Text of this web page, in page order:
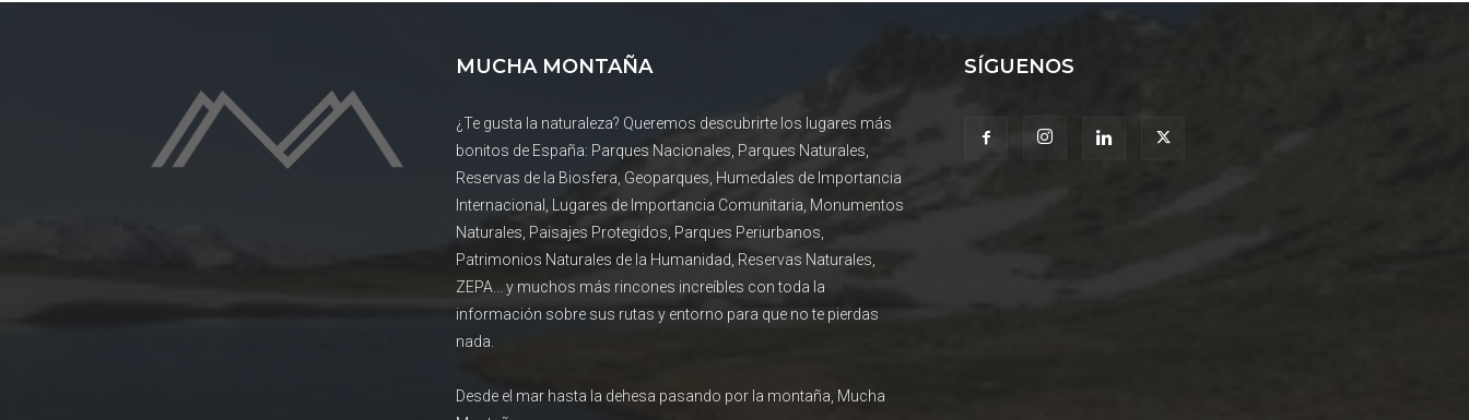
MUCHA MONTAÑA
¿Te gusta la naturaleza? Queremos descubrirte los lugares más
bonitos de España: Parques Nacionales, Parques Naturales,
Reservas de la Biosfera, Geoparques, Humedales de Importancia
Internacional, Lugares de Importancia Comunitaria, Monumentos
Naturales, Paisajes Protegidos, Parques Periurbanos,
Patrimonios Naturales de la Humanidad, Reservas Naturales,
ZEPA... y muchos más rincones increíbles con toda la
información sobre sus rutas y entorno para que no te pierdas
nada.
Desde el mar hasta la dehesa pasando por la montaña, Mucha
SÍGUENOS